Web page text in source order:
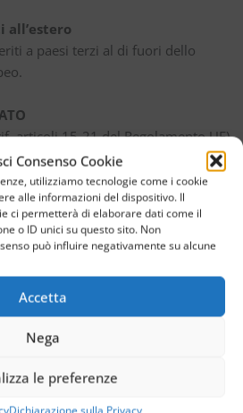
Consenso Cookie
utilizziamo tecnologie come i cookie
alle informazioni del dispositivo. Il
ci permetterà di elaborare dati come il
o ID unici su questo sito. Non
può influire negativamente su alcune
Accetta
Nega
le preferenze
a paesi terzi al di fuori dello
articoli 15-21 del Regolamento UE)
in qualsiasi momento e si
dell’esistenza o meno di un
personali che lo riguardano, e
dei dati senza ingiustificato
dei dati;
del trattamento e la
revoca della stessa;
dati;